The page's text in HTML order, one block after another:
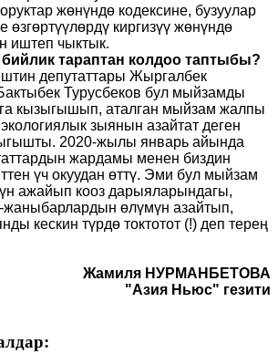
жөнүндө кодексине, бузуулар
өзгөртүүлөрдү киргизүү жөнүндө
иштеп чыктык.
тараптан колдоо таптыбы?
депутаттары Жыргалбек
Турусбеков бул мыйзамды
кызыгышып, аталган мыйзам жалпы
зыянын азайтат деген
2020-жылы январь айында
жардамы менен биздин
үч окуудан өттү. Эми бул мыйзам
ажайып кооз дарыяларындагы,
жаныбарлардын өлүмүн азайтып,
кескин түрдө токтотот (!) деп терең
Жамиля НУРМАНБЕТОВА
"Азия Ньюс" гезити